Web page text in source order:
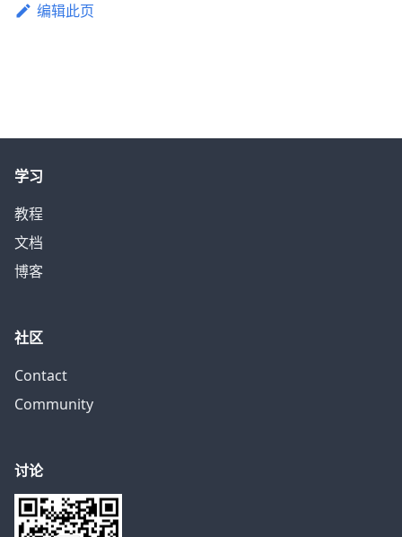
编辑此页
学习
教程
文档
博客
社区
Contact
Community
讨论